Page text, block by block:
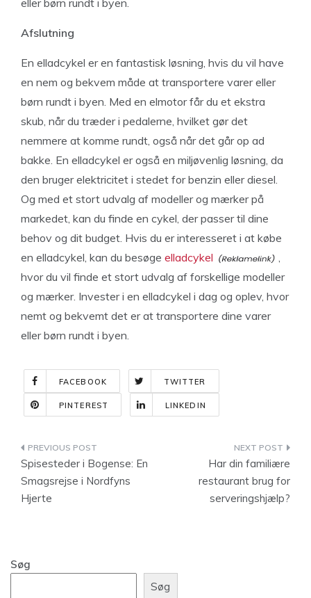
eller børn rundt i byen.
Afslutning
En elladcykel er en fantastisk løsning, hvis du vil have
en nem og bekvem måde at transportere varer eller
børn rundt i byen. Med en elmotor får du et ekstra
skub, når du træder i pedalerne, hvilket gør det
nemmere at komme rundt, også når det går op ad
bakke. En elladcykel er også en miljøvenlig løsning, da
den bruger elektricitet i stedet for benzin eller diesel.
Og med et stort udvalg af modeller og mærker på
markedet, kan du finde en cykel, der passer til dine
behov og dit budget. Hvis du er interesseret i at købe
en elladcykel, kan du besøge elladcykel
,
hvor du vil finde et stort udvalg af forskellige modeller
og mærker. Invester i en elladcykel i dag og oplev, hvor
nemt og bekvemt det er at transportere dine varer
eller børn rundt i byen.
FACEBOOK TWITTER
PINTEREST LINKEDIN
Indlægsnavigation
Spisesteder i Bogense: En
Smagsrejse i Nordfyns
Hjerte
Har din familiære
restaurant brug for
serveringshjælp?
Søg
Søg